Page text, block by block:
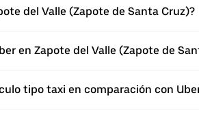
del Valle (Zapote de Santa Cruz)?
en Zapote del Valle (Zapote de
tipo taxi en comparación con